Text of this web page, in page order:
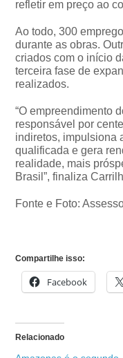
refletir em preço ao
Ao todo, 300
durante as obras.
criados com o início
terceira fase de
realizados.
“O empreendimento
responsável por
indiretos, impulsiona
qualificada e gera
realidade, mais
Brasil”, finaliza
Fonte e Foto:
Compartilhe isso:
Facebook
Relacionado